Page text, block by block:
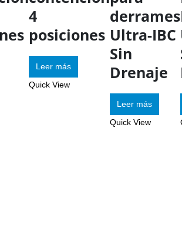
4
posiciones
Leer más
Quick View
derrames
Ultra-IBC
Sin
Drenaje
Leer más
Quick View